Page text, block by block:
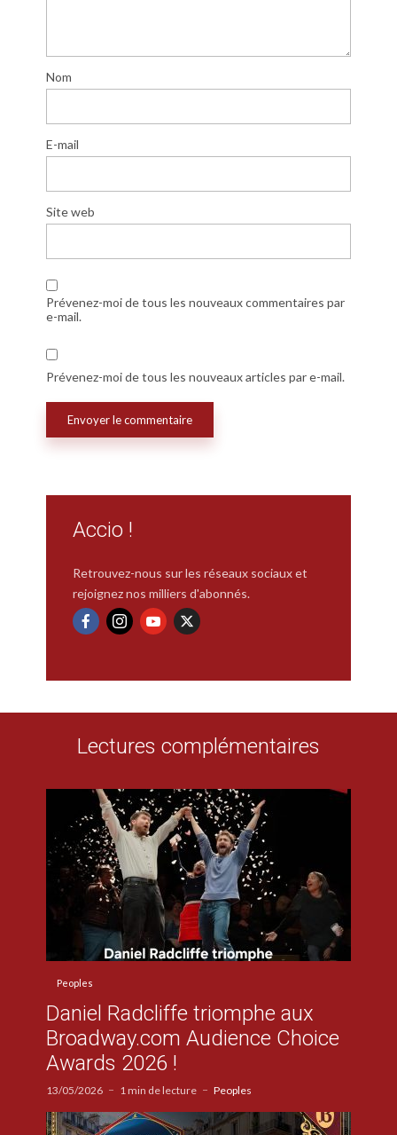
Nom
E-mail
Site web
Prévenez-moi de tous les nouveaux commentaires par
e-mail.
Prévenez-moi de tous les nouveaux articles par e-mail.
Accio !
Retrouvez-nous sur les réseaux sociaux et
rejoignez nos milliers d'abonnés.
Lectures complémentaires
Peoples
Daniel Radcliffe triomphe aux
Broadway.com Audience Choice
Awards 2026 !
13/05/2026 1 min de lecture Peoples